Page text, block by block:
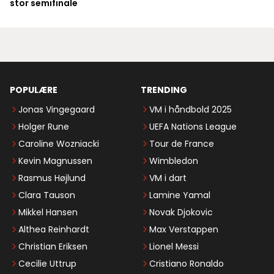
stor semifinale
POPULÆRE
Jonas Vingegaard
Holger Rune
Caroline Wozniacki
Kevin Magnussen
Rasmus Højlund
Clara Tauson
Mikkel Hansen
Althea Reinhardt
Christian Eriksen
Cecilie Uttrup
TRENDING
VM i håndbold 2025
UEFA Nations League
Tour de France
Wimbledon
VM i dart
Lamine Yamal
Novak Djokovic
Max Verstappen
Lionel Messi
Cristiano Ronaldo